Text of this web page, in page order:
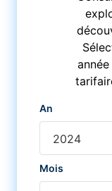
An
2024
Mois